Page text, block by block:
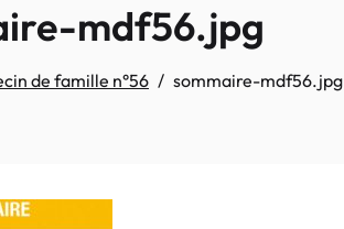
mdf56.jpg
de famille n°56 sommaire-mdf56.jpg